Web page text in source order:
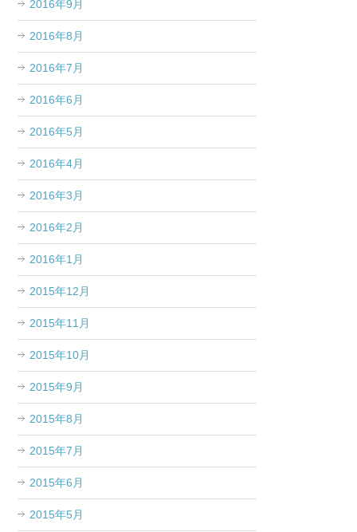
2016年9月
2016年8月
2016年7月
2016年6月
2016年5月
2016年4月
2016年3月
2016年2月
2016年1月
2015年12月
2015年11月
2015年10月
2015年9月
2015年8月
2015年7月
2015年6月
2015年5月